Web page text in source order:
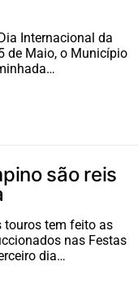
Internacional da
de Maio, o Município
são reis
touros tem feito as
nas Festas
dia…